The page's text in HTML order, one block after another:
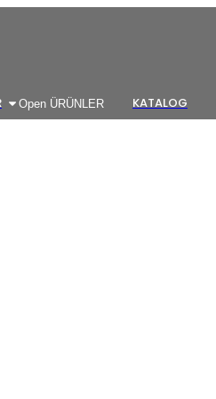
Open ÜRÜNLER KATALOG